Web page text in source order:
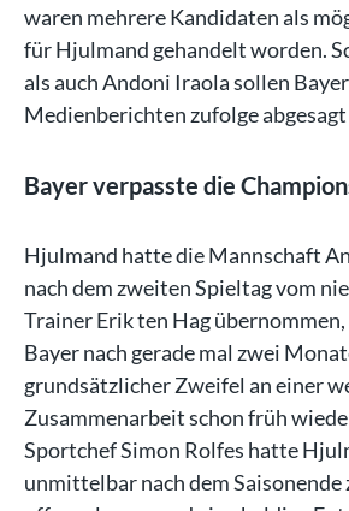
waren mehrere Kandidaten als
für Hjulmand gehandelt worden.
als auch Andoni Iraola sollen
Medienberichten zufolge abgesagt
Bayer verpasste die
Hjulmand hatte die Mannschaft
nach dem zweiten Spieltag vom
Trainer Erik ten Hag übernommen,
Bayer nach gerade mal zwei
grundsätzlicher Zweifel an einer
Zusammenarbeit schon früh
Sportchef Simon Rolfes hatte
unmittelbar nach dem Saisonende